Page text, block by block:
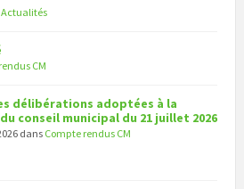
Actualités
CM
délibérations adoptées à la
conseil municipal du 21 juillet 2026
dans Compte rendus CM